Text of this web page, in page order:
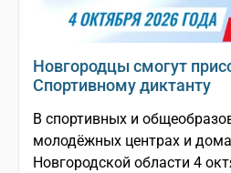
Новгородцы смогут
Спортивному диктанту
В спортивных и
молодёжных центрах и
Новгородской области 4